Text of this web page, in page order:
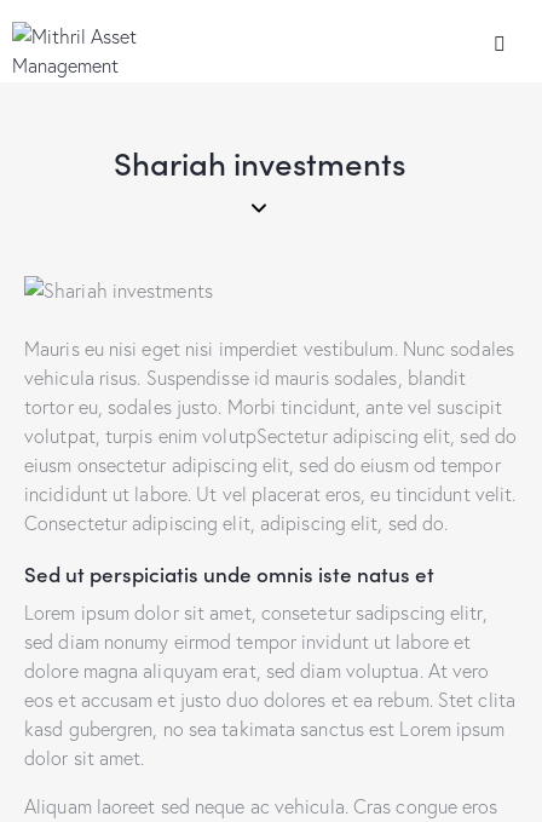
Shariah investments
Mauris eu nisi eget nisi imperdiet vestibulum. Nunc sodales
vehicula risus. Suspendisse id mauris sodales, blandit
tortor eu, sodales justo. Morbi tincidunt, ante vel suscipit
volutpat, turpis enim volutpSectetur adipiscing elit, sed do
eiusm onsectetur adipiscing elit, sed do eiusm od tempor
incididunt ut labore. Ut vel placerat eros, eu tincidunt velit.
Consectetur adipiscing elit, adipiscing elit, sed do.
Sed ut perspiciatis unde omnis iste natus et
Lorem ipsum dolor sit amet, consetetur sadipscing elitr,
sed diam nonumy eirmod tempor invidunt ut labore et
dolore magna aliquyam erat, sed diam voluptua. At vero
eos et accusam et justo duo dolores et ea rebum. Stet clita
kasd gubergren, no sea takimata sanctus est Lorem ipsum
dolor sit amet.
Aliquam laoreet sed neque ac vehicula. Cras congue eros